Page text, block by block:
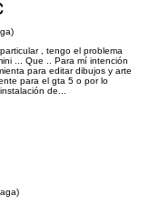
, tengo el problema
... Que .. Para mí intención
para editar dibujos y arte
para el gta 5 o por lo
de...